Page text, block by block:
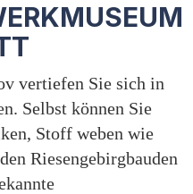
vertiefen Sie sich in
Selbst können Sie
Stoff weben wie
Riesengebirgbauden